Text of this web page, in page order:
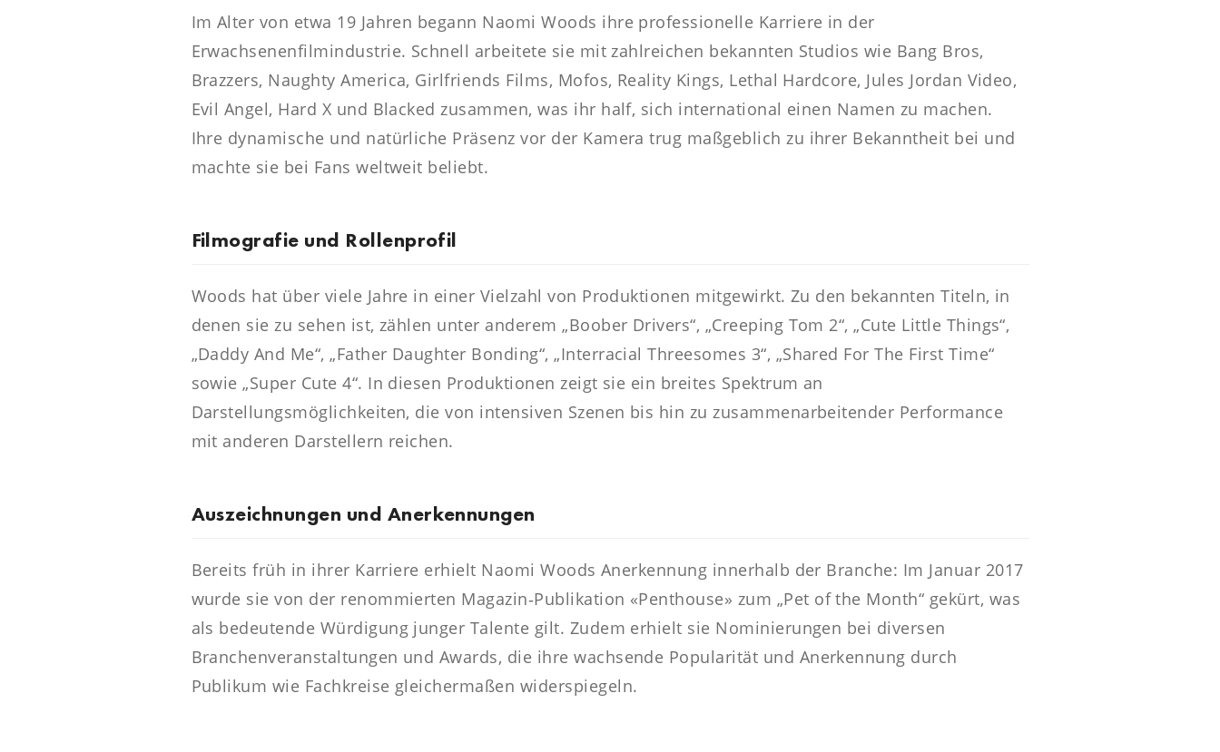
Im Alter von etwa 19 Jahren begann Naomi Woods ihre professionelle Karriere in der
Erwachsenenfilmindustrie. Schnell arbeitete sie mit zahlreichen bekannten Studios wie Bang Bros,
Brazzers, Naughty America, Girlfriends Films, Mofos, Reality Kings, Lethal Hardcore, Jules Jordan Video,
Evil Angel, Hard X und Blacked zusammen, was ihr half, sich international einen Namen zu machen.
Ihre dynamische und natürliche Präsenz vor der Kamera trug maßgeblich zu ihrer Bekanntheit bei und
machte sie bei Fans weltweit beliebt.
Filmografie und Rollenprofil
Woods hat über viele Jahre in einer Vielzahl von Produktionen mitgewirkt. Zu den bekannten Titeln, in
denen sie zu sehen ist, zählen unter anderem „Boober Drivers“, „Creeping Tom 2“, „Cute Little Things“,
„Daddy And Me“, „Father Daughter Bonding“, „Interracial Threesomes 3“, „Shared For The First Time“
sowie „Super Cute 4“. In diesen Produktionen zeigt sie ein breites Spektrum an
Darstellungsmöglichkeiten, die von intensiven Szenen bis hin zu zusammenarbeitender Performance
mit anderen Darstellern reichen.
Auszeichnungen und Anerkennungen
Bereits früh in ihrer Karriere erhielt Naomi Woods Anerkennung innerhalb der Branche: Im Januar 2017
wurde sie von der renommierten Magazin‑Publikation «Penthouse» zum „Pet of the Month“ gekürt, was
als bedeutende Würdigung junger Talente gilt. Zudem erhielt sie Nominierungen bei diversen
Branchenveranstaltungen und Awards, die ihre wachsende Popularität und Anerkennung durch
Publikum wie Fachkreise gleichermaßen widerspiegeln.